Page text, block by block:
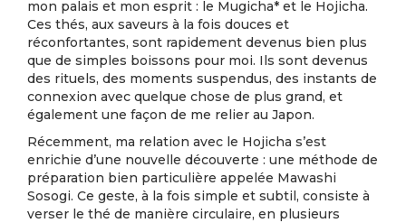
mon palais et mon esprit : le Mugicha* et le Hojicha.
Ces thés, aux saveurs à la fois douces et
réconfortantes, sont rapidement devenus bien plus
que de simples boissons pour moi. Ils sont devenus
des rituels, des moments suspendus, des instants de
connexion avec quelque chose de plus grand, et
également une façon de me relier au Japon.
Récemment, ma relation avec le Hojicha s’est
enrichie d’une nouvelle découverte : une méthode de
préparation bien particulière appelée Mawashi
Sosogi. Ce geste, à la fois simple et subtil, consiste à
verser le thé de manière circulaire, en plusieurs